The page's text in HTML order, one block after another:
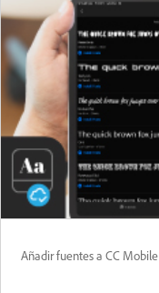
Añadir fuentes a CC Mobile